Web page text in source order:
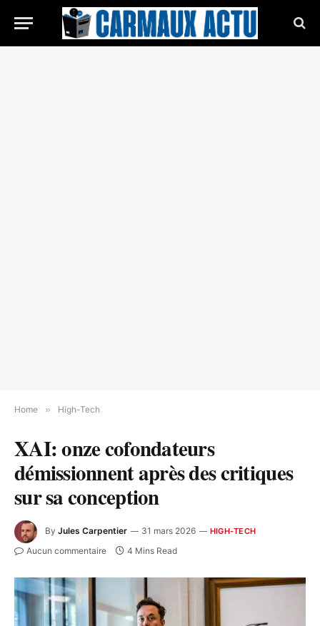
Home » High-Tech
XAI: onze cofondateurs
démissionnent après des critiques
sur sa conception
By Jules Carpentier 31 mars 2026 HIGH-TECH
Aucun commentaire 4 Mins Read